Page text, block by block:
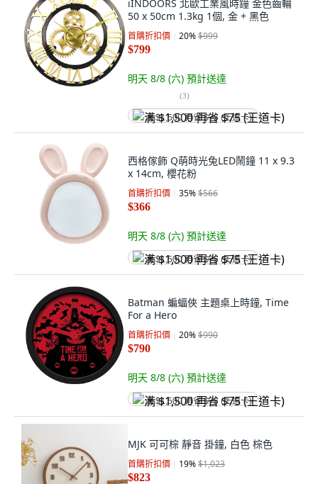
iINDOORS 北歐工業風時鐘 金色齒輪
50 x 50cm 1.3kg 1個, 金 + 黑色
首購折扣價 20%$999
$799
明天 8/8 (六) 預計送達
(3)
满 $1,500 再省 $75 (王道卡)
西格傢飾 Q萌時光兔LED鬧鐘 11 x 9.3
x 14cm, 櫻花粉
首購折扣價 35%$566
$366
明天 8/8 (六) 預計送達
满 $1,500 再省 $75 (王道卡)
Batman 蝙蝠俠 主題桌上時鐘, Time
For a Hero
首購折扣價 20%$990
$790
明天 8/8 (六) 預計送達
满 $1,500 再省 $75 (王道卡)
MJK 可可棕 靜音 掛鐘, 白色 棕色
首購折扣價 19%$1,023
$823